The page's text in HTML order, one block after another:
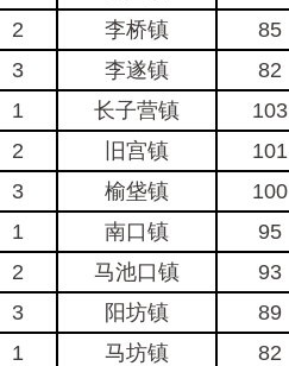
2 李桥镇
85
3 李遂镇 82
1 长子营镇
103
2 旧宫镇
101
3 榆垡镇 100
1 南口镇
95
2 马池口镇
93
3 阳坊镇 89
1 马坊镇
82